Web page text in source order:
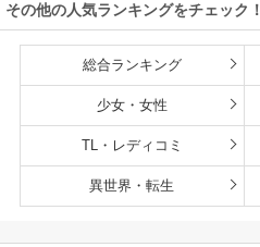
その他の人気ランキングをチェック！
総合ランキング
少女・女性
TL・レディコミ
異世界・転生